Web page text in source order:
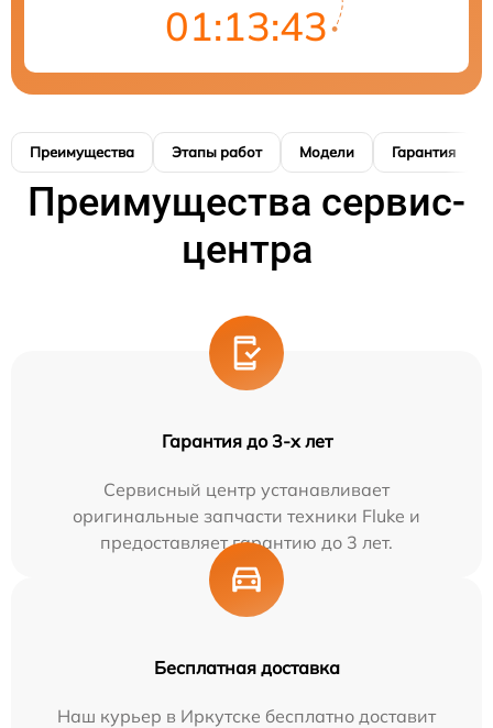
01:13:42
Преимущества Этапы работ Модели Гарантия
Преимущества сервис-
центра
Гарантия до 3-х лет
Сервисный центр устанавливает
оригинальные запчасти техники Fluke и
предоставляет гарантию до 3 лет.
Бесплатная доставка
Наш курьер в Иркутске бесплатно доставит